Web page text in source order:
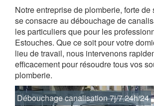
Notre entreprise de plomberie, forte de
se consacre au débouchage de
les particuliers que pour les
Estouches. Que ce soit pour votre
lieu de travail, nous intervenons
efficacement pour résoudre tous vos
plomberie.
Débouchage canalisation 7j/7 24h/24